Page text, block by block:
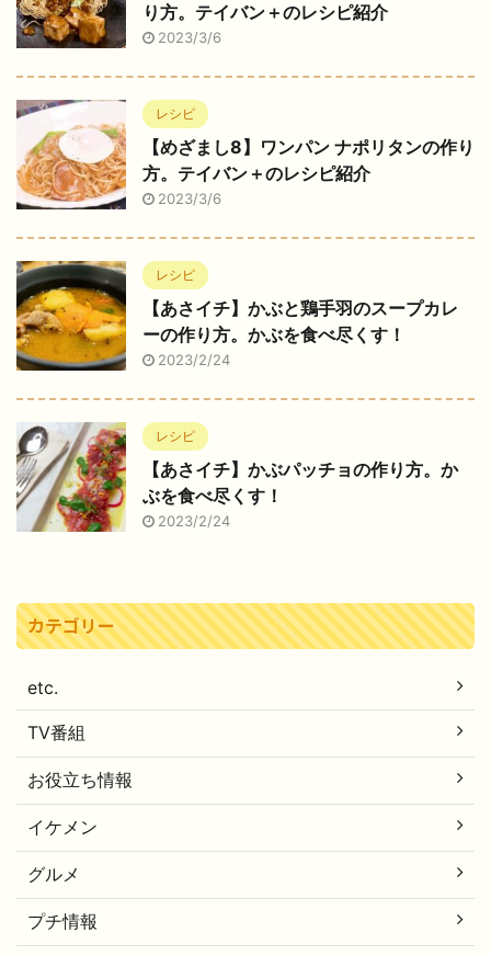
り方。テイバン＋のレシピ紹介
2023/3/6
レシピ
【めざまし8】ワンパン ナポリタンの作り
方。テイバン＋のレシピ紹介
2023/3/6
レシピ
【あさイチ】かぶと鶏手羽のスープカレ
ーの作り方。かぶを食べ尽くす！
2023/2/24
レシピ
【あさイチ】かぶパッチョの作り方。か
ぶを食べ尽くす！
2023/2/24
カテゴリー
etc.
TV番組
お役立ち情報
イケメン
グルメ
プチ情報